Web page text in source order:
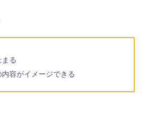
る
容がイメージできる